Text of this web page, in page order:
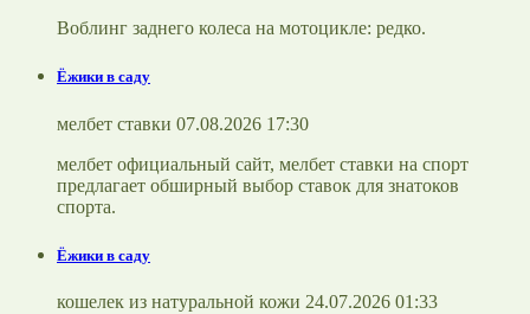
Воблинг заднего колеса на мотоцикле: редко.
Ёжики в саду
мелбет ставки 07.08.2026 17:30
мелбет официальный сайт, мелбет ставки на спорт
предлагает обширный выбор ставок для знатоков
спорта.
Ёжики в саду
кошелек из натуральной кожи 24.07.2026 01:33